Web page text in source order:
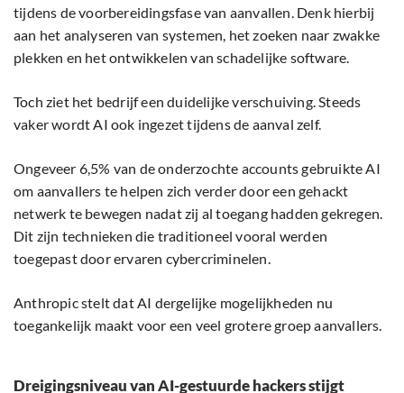
tijdens de voorbereidingsfase van aanvallen. Denk hierbij
aan het analyseren van systemen, het zoeken naar zwakke
plekken en het ontwikkelen van schadelijke software.
Toch ziet het bedrijf een duidelijke verschuiving. Steeds
vaker wordt AI ook ingezet tijdens de aanval zelf.
Ongeveer 6,5% van de onderzochte accounts gebruikte AI
om aanvallers te helpen zich verder door een gehackt
netwerk te bewegen nadat zij al toegang hadden gekregen.
Dit zijn technieken die traditioneel vooral werden
toegepast door ervaren cybercriminelen.
Anthropic stelt dat AI dergelijke mogelijkheden nu
toegankelijk maakt voor een veel grotere groep aanvallers.
Dreigingsniveau van AI-gestuurde hackers stijgt